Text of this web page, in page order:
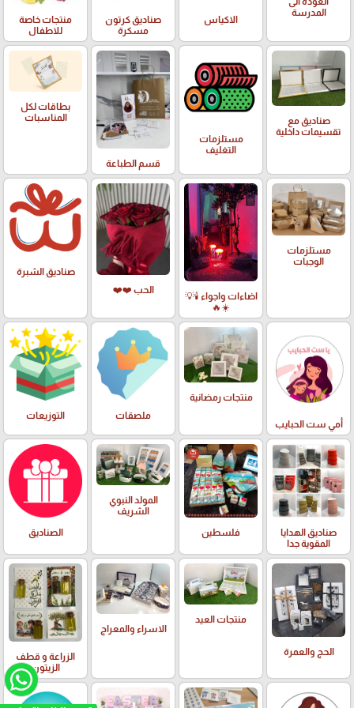
المدرسة
الاكياس
صناديق كرتون
مسكرة
منتجات خاصة
للاطفال
صناديق مع
تقسيمات داخلية
مستلزمات
التغليف
قسم الطباعة
بطاقات لكل
المناسبات
مستلزمات
الوجبات
اضاءات واجواء 🕯️💡
☀️🔥
الحب ❤️❤️
صناديق الشبرة
أمي ست الحبايب
منتجات رمضانية
ملصقات
التوزيعات
صناديق الهدايا
المقوية جدا
فلسطين
المولد النبوي
الشريف
الصناديق
الحج والعمرة
منتجات العيد
الاسراء والمعراج
الزراعة و قطف
الزيتون